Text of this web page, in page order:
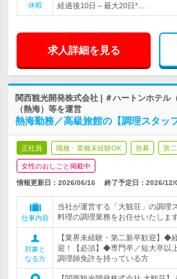
休暇
経過後10日～最大20日*…
求人詳細を見る
関西観光開発株式会社 | ＃ハートンホテル
（熱海）等を運営
熱海勤務／高級旅館の【調理スタッ
正社員 職種・業種未経験OK 急募 第
女性のおしごと掲載中
情報更新日：2026/06/16 終了予定日： 2026/12/
仕事内容
当社が運営する「大観荘」の調理
料理の調理業務をお任せいたしま
対象と
なる方
【業界未経験・第二新卒歓迎】◆
迎！【必須】◆専門卒／短大卒以
調理師免許を持っている方